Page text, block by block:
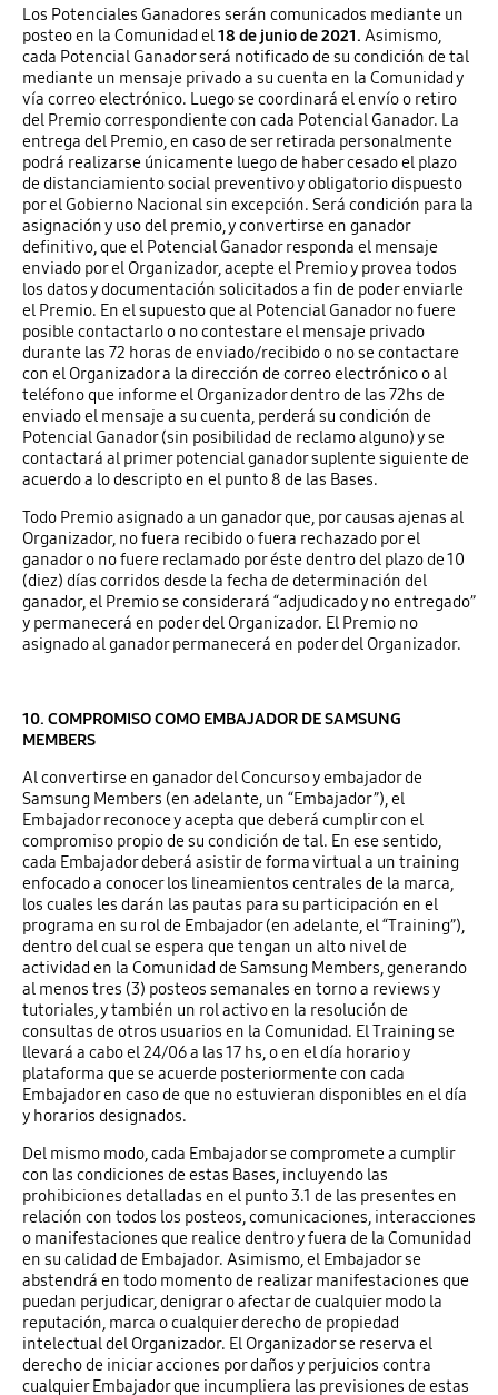
Los Potenciales Ganadores serán comunicados mediante un
posteo en la Comunidad el18 de junio de 2021. Asimismo,
cada Potencial Ganador será notificado de su condición de tal
mediante un mensaje privado a su cuenta en la Comunidad y
vía correo electrónico. Luego se coordinará el envío o retiro
del Premio correspondiente con cada Potencial Ganador. La
entrega del Premio, en caso de ser retirada personalmente
podrá realizarse únicamente luego de haber cesado el plazo
de distanciamiento social preventivo y obligatorio dispuesto
por el Gobierno Nacional sin excepción. Será condición para la
asignación y uso del premio, y convertirse en ganador
definitivo, que el Potencial Ganador responda el mensaje
enviado por el Organizador, acepte el Premio y provea todos
los datos y documentación solicitados a fin de poder enviarle
el Premio. En el supuesto que al Potencial Ganador no fuere
posible contactarlo o no contestare el mensaje privado
durante las 72 horas de enviado/recibido o no se contactare
con el Organizador a la dirección de correo electrónico o al
teléfono que informe el Organizador dentro de las 72hs de
enviado el mensaje a su cuenta, perderá su condición de
Potencial Ganador (sin posibilidad de reclamo alguno) y se
contactará al primer potencial ganador suplente siguiente de
acuerdo a lo descripto en el punto 8 de las Bases.
Todo Premio asignado a un ganador que, por causas ajenas al
Organizador, no fuera recibido o fuera rechazado por el
ganador o no fuere reclamado por éste dentro del plazo de 10
(diez) días corridos desde la fecha de determinación del
ganador, el Premio se considerará “adjudicado y no entregado”
y permanecerá en poder del Organizador. El Premio no
asignado al ganador permanecerá en poder del Organizador.
10. COMPROMISO COMO EMBAJADOR DE SAMSUNG
MEMBERS
Al convertirse en ganador del Concurso y embajador de
Samsung Members (en adelante, un “Embajador”), el
Embajador reconoce y acepta que deberá cumplir con el
compromiso propio de su condición de tal. En ese sentido,
cada Embajador deberá asistir de forma virtual a un training
enfocado a conocer los lineamientos centrales de la marca,
los cuales les darán las pautas para su participación en el
programa en su rol de Embajador (en adelante, el “Training”),
dentro del cual se espera que tengan un alto nivel de
actividad en la Comunidad de Samsung Members, generando
al menos tres (3) posteos semanales en torno a reviews y
tutoriales, y también un rol activo en la resolución de
consultas de otros usuarios en la Comunidad. El Training se
llevará a cabo el 24/06 a las 17 hs, o en el día horario y
plataforma que se acuerde posteriormente con cada
Embajador en caso de que no estuvieran disponibles en el día
y horarios designados.
Del mismo modo, cada Embajador se compromete a cumplir
con las condiciones de estas Bases, incluyendo las
prohibiciones detalladas en el punto 3.1 de las presentes en
relación con todos los posteos, comunicaciones, interacciones
o manifestaciones que realice dentro y fuera de la Comunidad
en su calidad de Embajador. Asimismo, el Embajador se
abstendrá en todo momento de realizar manifestaciones que
puedan perjudicar, denigrar o afectar de cualquier modo la
reputación, marca o cualquier derecho de propiedad
intelectual del Organizador. El Organizador se reserva el
derecho de iniciar acciones por daños y perjuicios contra
cualquier Embajador que incumpliera las previsiones de estas